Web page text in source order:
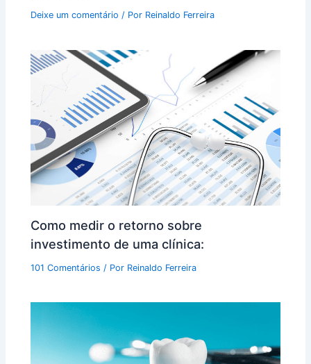
Deixe um comentário / Por Reinaldo Ferreira
Como medir o retorno sobre
investimento de uma clínica:
101 Comentários / Por Reinaldo Ferreira